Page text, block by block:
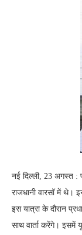
नई दिल्ली, 23 अगस्त :
राजधानी वारसॉ में थे।
इस यात्रा के दौरान
साथ वार्ता करेंगे। इसमें